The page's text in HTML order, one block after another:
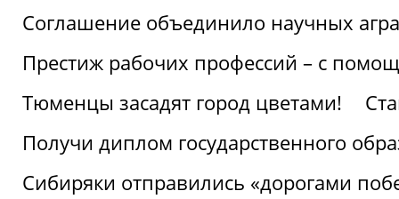
Соглашение объединило научных
Престиж рабочих профессий – с
Тюменцы засадят город цветами!
Получи диплом государственного
Сибиряки отправились «дорогами